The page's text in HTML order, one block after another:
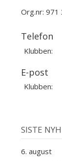
Org.nr: 971
Telefon
Klubben:
E-post
Klubben:
SISTE
6. august